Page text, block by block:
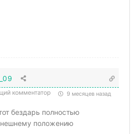
комментатор 9 месяцев назад
бездарь полностью
положению